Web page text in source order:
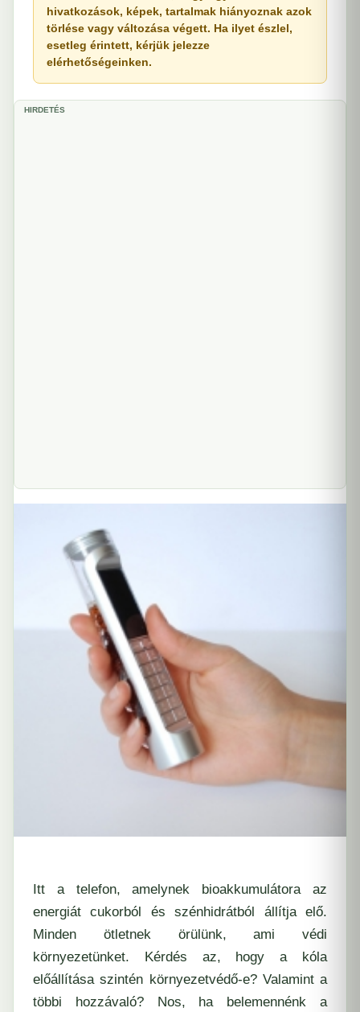
hivatkozások, képek, tartalmak hiányoznak azok
törlése vagy változása végett. Ha ilyet észlel,
esetleg érintett, kérjük jelezze
elérhetőségeinken.
HIRDETÉS
Itt a telefon, amelynek bioakkumulátora az
energiát cukorból és szénhidrátból állítja elő.
Minden ötletnek örülünk, ami védi
környezetünket. Kérdés az, hogy a kóla
előállítása szintén környezetvédő-e? Valamint a
többi hozzávaló? Nos, ha belemennénk a